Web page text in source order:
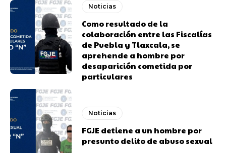
Noticias
Como resultado de la
colaboración entre las Fiscalías
de Puebla y Tlaxcala, se
aprehende a hombre por
desaparición cometida por
particulares
Noticias
FGJE detiene a un hombre por
presunto delito de abuso sexual